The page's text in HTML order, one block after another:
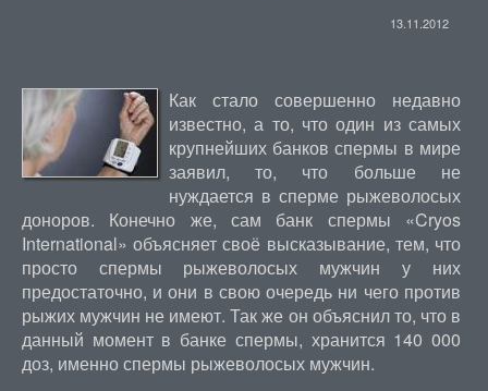
13.11.2012
Как стало совершенно недавно
известно, а то, что один из самых
крупнейших банков спермы в мире
заявил, то, что больше не
нуждается в сперме рыжеволосых
доноров. Конечно же, сам банк спермы «Cryos
International» объясняет своё высказывание, тем, что
просто спермы рыжеволосых мужчин у них
предостаточно, и они в свою очередь ни чего против
рыжих мужчин не имеют. Так же он объяснил то, что в
данный момент в банке спермы, хранится 140 000
доз, именно спермы рыжеволосых мужчин.